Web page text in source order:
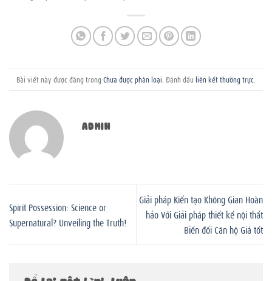
Bài viết này được đăng trong Chưa được phân loại . Đánh dấu liên kết thường trực
ADMIN
Spirit Possession: Science or
Supernatural? Unveiling the Truth!
Giải pháp Kiến tạo Không Gian Hoàn
hảo Với Giải pháp thiết kế nội thất
Biến đổi Căn hộ Giá tốt